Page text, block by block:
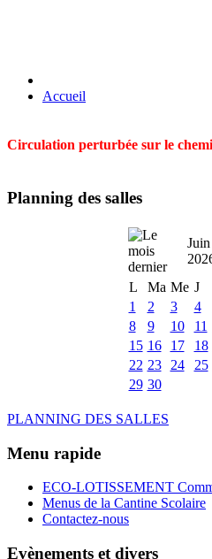
Accueil
Circulation perturbée sur le
Planning des salles
Juin
L
Ma Me J
1
2 3 4
8
9 10 11
15 16 17 18
22 23 24 25
29 30
PLANNING DES SALLES
Menu rapide
ECO-LOTISSEMENT
Menus de la Cantine Scolaire
Contactez-nous
Evènements et divers